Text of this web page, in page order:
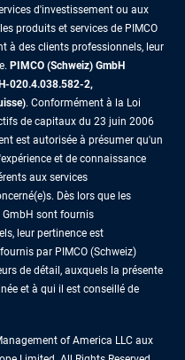
d'investissement ou aux
produits et services de PIMCO
à des clients professionnels, leur
PIMCO (Schweiz) GmbH
020.4.038.582-2,
. Conformément à la Loi
de capitaux du 23 juin 2006
est autorisée à présumer qu'un
et de connaissance
aux services
Dès lors que les
GmbH sont fournis
leur pertinence est
par PIMCO (Schweiz)
de détail, auxquels la présente
et à qui il est conseillé de
of America LLC aux